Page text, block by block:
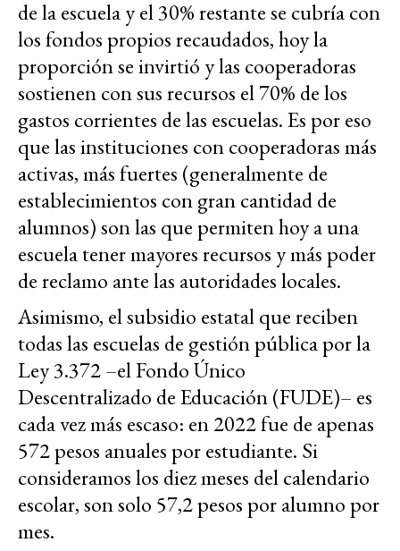
de la escuela y el 30% restante se cubría con
los fondos propios recaudados, hoy la
proporción se invirtió y las cooperadoras
sostienen con sus recursos el 70% de los
gastos corrientes de las escuelas. Es por eso
que las instituciones con cooperadoras más
activas, más fuertes (generalmente de
establecimientos con gran cantidad de
alumnos) son las que permiten hoy a una
escuela tener mayores recursos y más poder
de reclamo ante las autoridades locales.
Asimismo, el subsidio estatal que reciben
todas las escuelas de gestión pública por la
Ley 3.372 –el Fondo Único
Descentralizado de Educación (FUDE)– es
cada vez más escaso: en 2022 fue de apenas
572 pesos anuales por estudiante. Si
consideramos los diez meses del calendario
escolar, son solo 57,2 pesos por alumno por
mes.